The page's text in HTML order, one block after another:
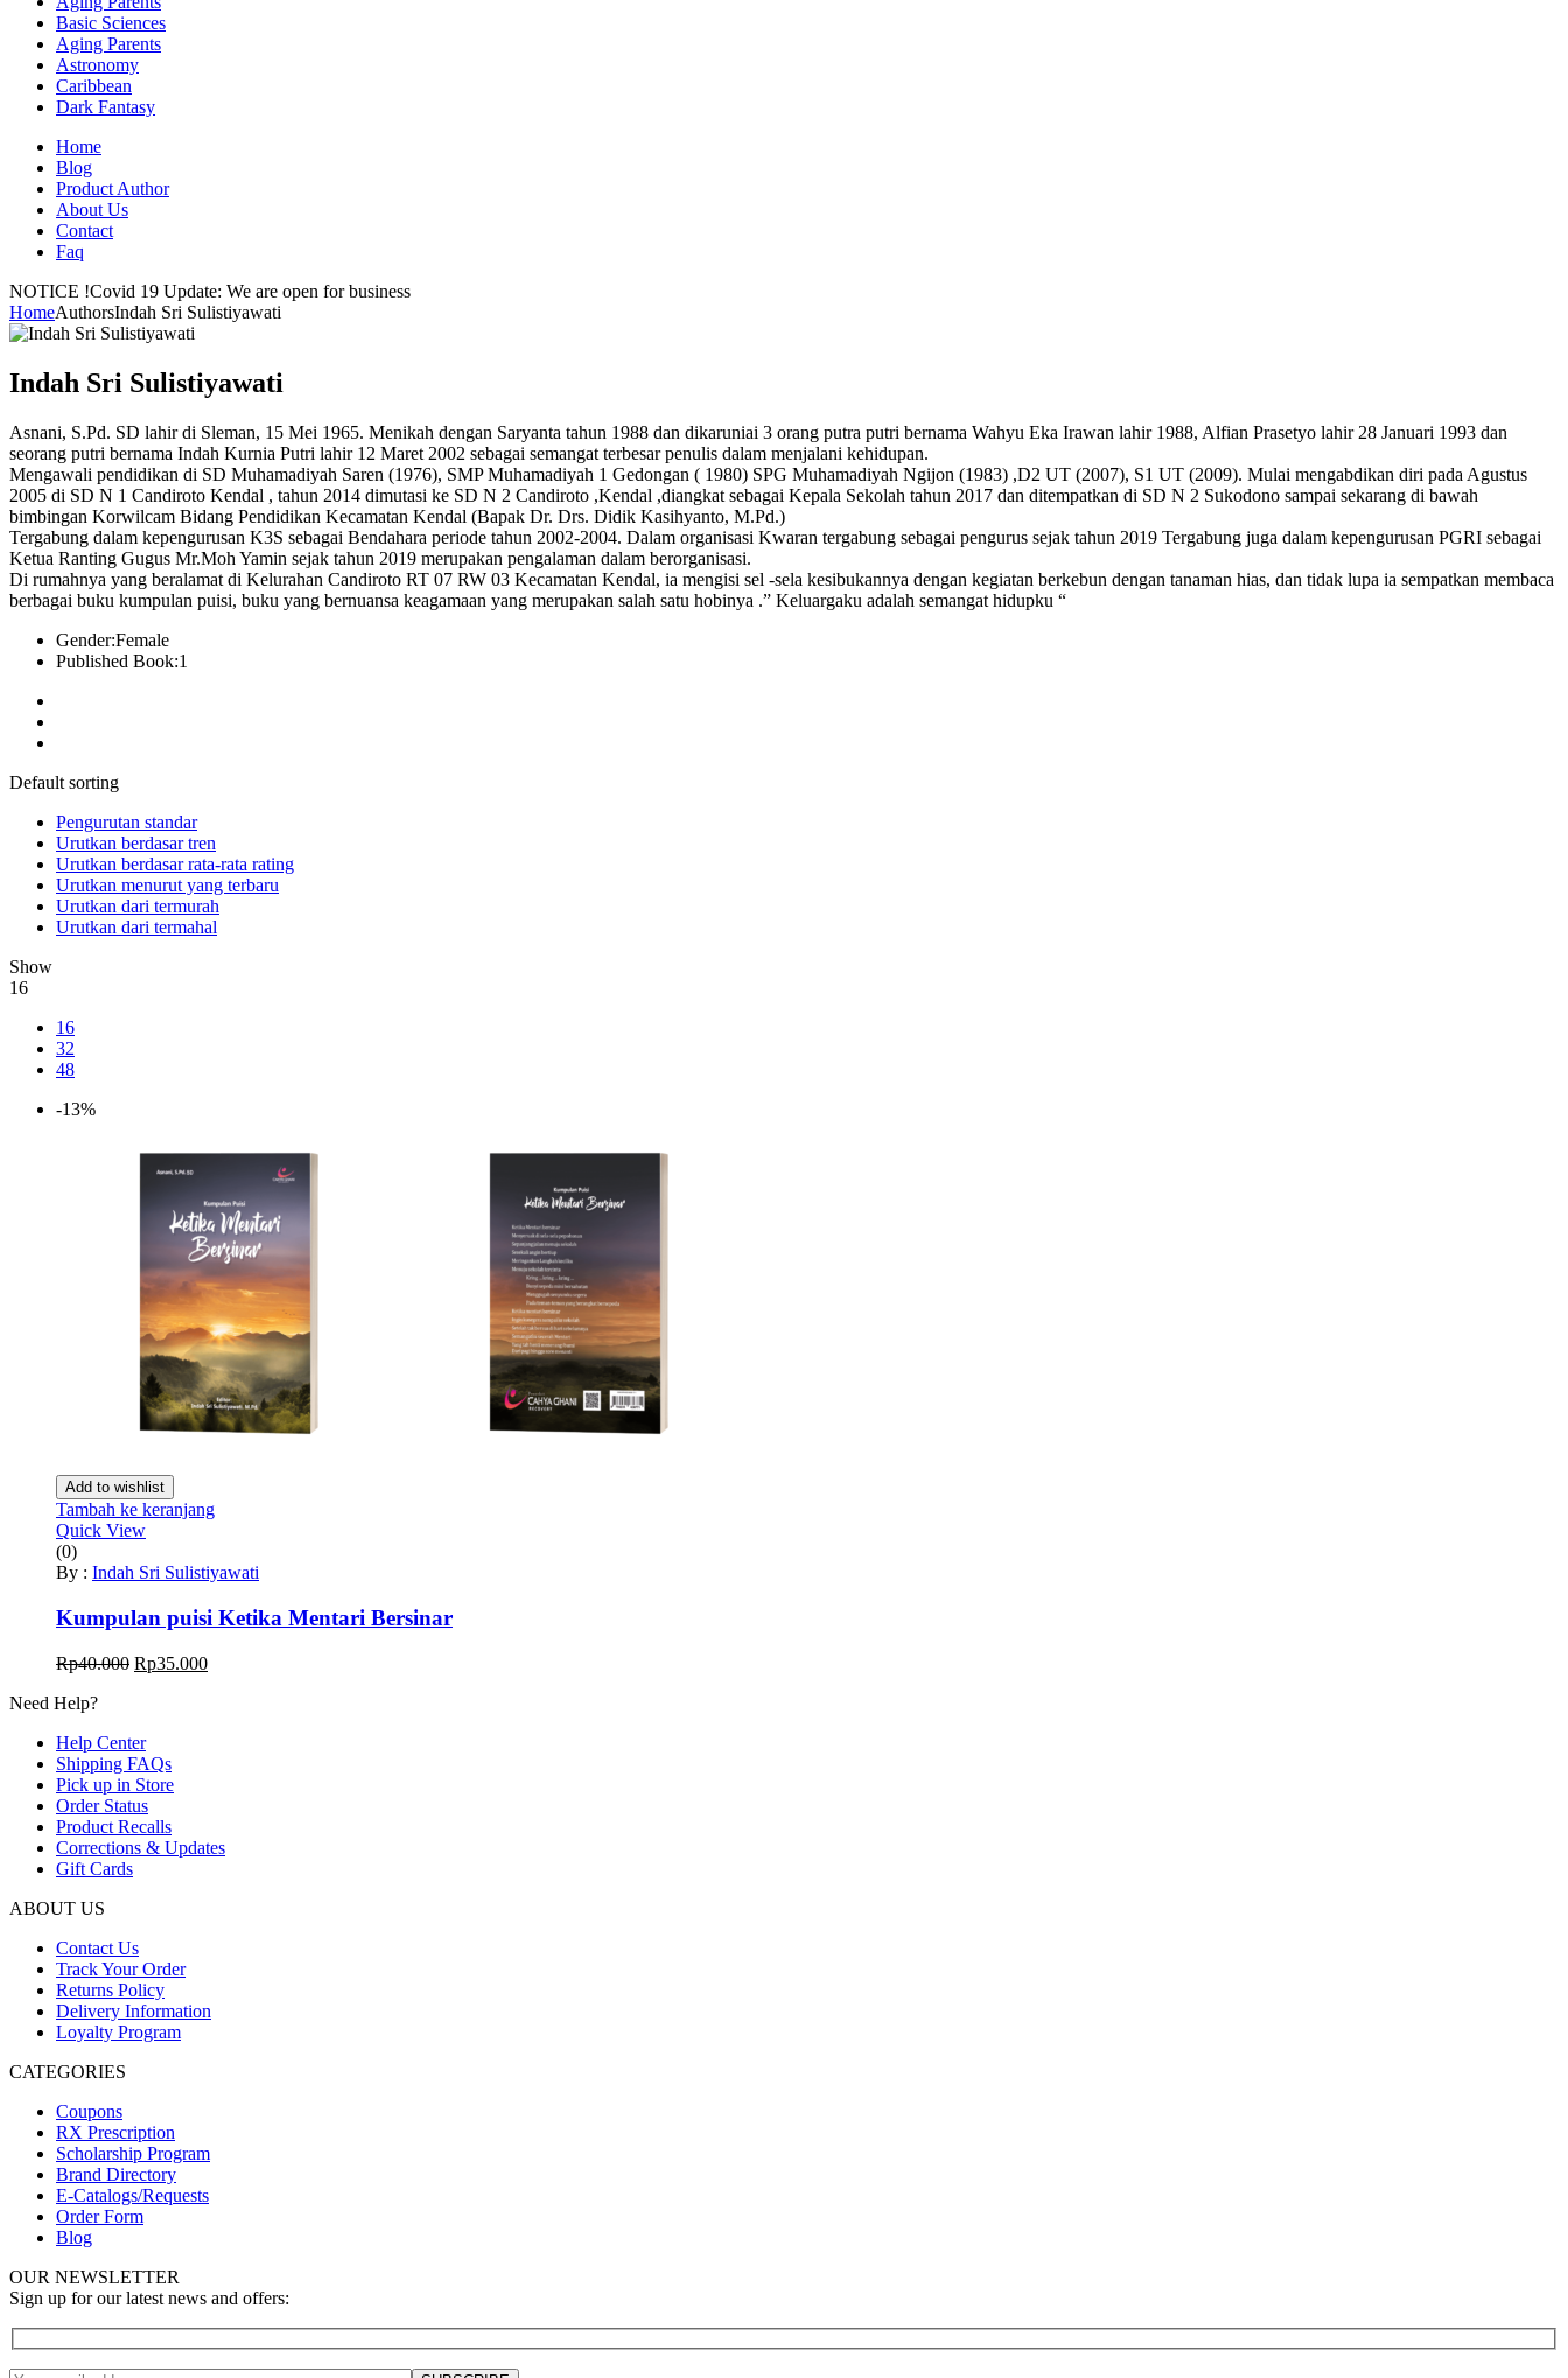
Basic Sciences
Aging Parents
Astronomy
Caribbean
Dark Fantasy
Home
Blog
Product Author
About Us
Contact
Faq
NOTICE !Covid 19 Update: We are open for business
HomeAuthorsIndah Sri Sulistiyawati
Indah Sri Sulistiyawati
Asnani, S.Pd. SD lahir di Sleman, 15 Mei 1965. Menikah dengan Saryanta tahun 1988 dan dikaruniai 3 orang putra putri bernama Wahyu Eka Irawan lahir 1988, Alfian Prasetyo lahir 28 Januari 1993 dan
seorang putri bernama Indah Kurnia Putri lahir 12 Maret 2002 sebagai semangat terbesar penulis dalam menjalani kehidupan.
Mengawali pendidikan di SD Muhamadiyah Saren (1976), SMP Muhamadiyah 1 Gedongan ( 1980) SPG Muhamadiyah Ngijon (1983) ,D2 UT (2007), S1 UT (2009). Mulai mengabdikan diri pada Agustus
2005 di SD N 1 Candiroto Kendal , tahun 2014 dimutasi ke SD N 2 Candiroto ,Kendal ,diangkat sebagai Kepala Sekolah tahun 2017 dan ditempatkan di SD N 2 Sukodono sampai sekarang di bawah
bimbingan Korwilcam Bidang Pendidikan Kecamatan Kendal (Bapak Dr. Drs. Didik Kasihyanto, M.Pd.)
Tergabung dalam kepengurusan K3S sebagai Bendahara periode tahun 2002-2004. Dalam organisasi Kwaran tergabung sebagai pengurus sejak tahun 2019 Tergabung juga dalam kepengurusan PGRI sebagai
Ketua Ranting Gugus Mr.Moh Yamin sejak tahun 2019 merupakan pengalaman dalam berorganisasi.
Di rumahnya yang beralamat di Kelurahan Candiroto RT 07 RW 03 Kecamatan Kendal, ia mengisi sel -sela kesibukannya dengan kegiatan berkebun dengan tanaman hias, dan tidak lupa ia sempatkan membaca
berbagai buku kumpulan puisi, buku yang bernuansa keagamaan yang merupakan salah satu hobinya .” Keluargaku adalah semangat hidupku “
Gender:Female
Published Book:1
Default sorting
Pengurutan standar
Urutkan berdasar tren
Urutkan berdasar rata-rata rating
Urutkan menurut yang terbaru
Urutkan dari termurah
Urutkan dari termahal
Show
16
16
32
48
-13%
Add to wishlist
Tambah ke keranjang
Quick View
(0)
By : Indah Sri Sulistiyawati
Kumpulan puisi Ketika Mentari Bersinar
Rp40.000 Harga
Rp35.000Harga
Need Help?
Help Center
Shipping FAQs
Pick up in Store
Order Status
Product Recalls
Corrections & Updates
Gift Cards
ABOUT US
Contact Us
Track Your Order
Returns Policy
Delivery Information
Loyalty Program
CATEGORIES
Coupons
RX Prescription
Scholarship Program
Brand Directory
E-Catalogs/Requests
Order Form
Blog
OUR NEWSLETTER
Sign up for our latest news and offers: